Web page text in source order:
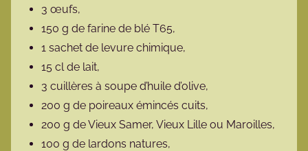
3 œufs,
150 g de farine de blé T65,
1 sachet de levure chimique,
15 cl de lait,
3 cuillères à soupe d’huile d’olive,
200 g de poireaux émincés cuits,
200 g de Vieux Samer, Vieux Lille ou Maroilles,
100 g de lardons natures,